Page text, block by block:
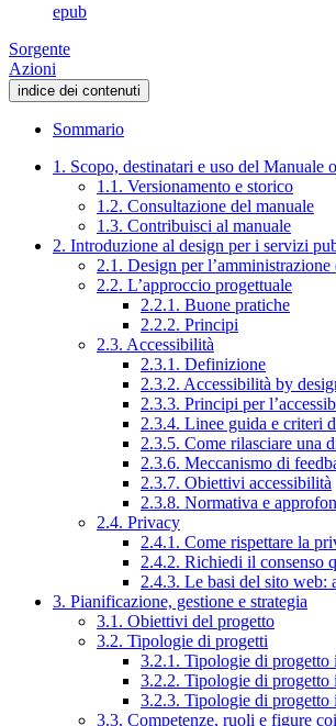
epub
Sorgente
Azioni
indice dei contenuti
Sommario
1. Scopo, destinatari e uso del Manuale
1.1. Versionamento e storico
1.2. Consultazione del manuale
1.3. Contribuisci al manuale
2. Introduzione al design per i servizi
2.1. Design per
2.2. L’approccio progettuale
2.2.1. Buone pratiche
2.2.2. Principi
2.3. Accessibilità
2.3.1. Definizione
2.3.2. Accessibilità by
2.3.3. Principi per
2.3.4. Linee guida e criteri
2.3.5. Come rilasciare una
2.3.6. Meccanismo di
2.3.7. Obiettivi accessibilità
2.3.8. Normativa e
2.4. Privacy
2.4.1. Come rispettare la
2.4.2. Richiedi il consenso
2.4.3. Le basi del sito
3. Pianificazione, gestione e strategia
3.1. Obiettivi del progetto
3.2. Tipologie di progetti
3.2.1. Tipologie di
3.2.2. Tipologie di progetto
3.2.3. Tipologie di progetto
3.3. Competenze, ruoli e figure